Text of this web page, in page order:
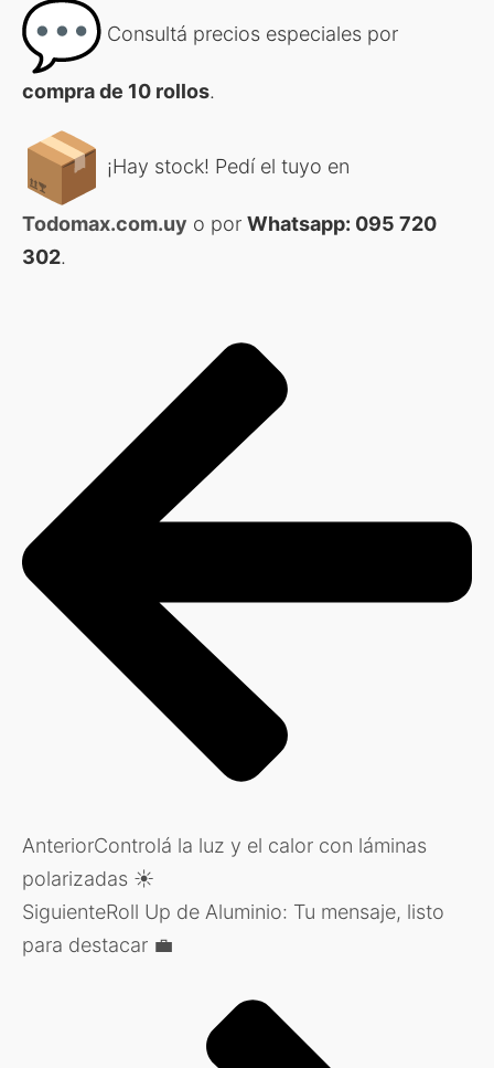
Consultá precios especiales por
compra de 10 rollos.
¡Hay stock! Pedí el tuyo en
Todomax.com.uy o por Whatsapp: 095 720
302.
AnteriorControlá la luz y el calor con láminas
polarizadas ☀️
SiguienteRoll Up de Aluminio: Tu mensaje, listo
para destacar 💼